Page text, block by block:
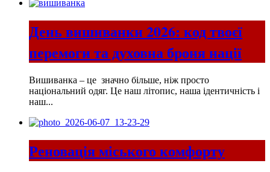
День вишиванки 2026: код твоєї
перемоги та духовна броня нації
Вишиванка – це значно більше, ніж просто
національний одяг. Це наш літопис, наша ідентичність і
наш...
Реновація міського комфорту